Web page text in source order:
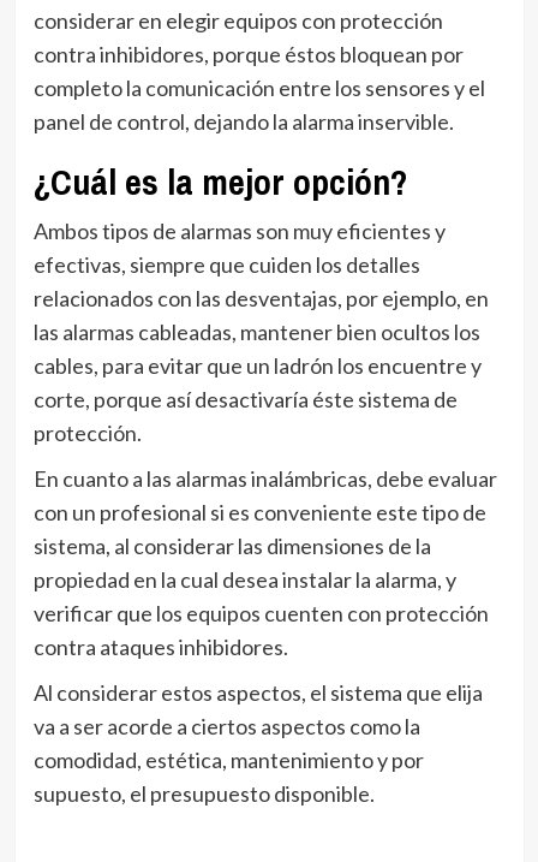
considerar en elegir equipos con protección
contra inhibidores, porque éstos bloquean por
completo la comunicación entre los sensores y el
panel de control, dejando la alarma inservible.
¿Cuál es la mejor opción?
Ambos tipos de alarmas son muy eficientes y
efectivas, siempre que cuiden los detalles
relacionados con las desventajas, por ejemplo, en
las alarmas cableadas, mantener bien ocultos los
cables, para evitar que un ladrón los encuentre y
corte, porque así desactivaría éste sistema de
protección.
En cuanto a las alarmas inalámbricas, debe evaluar
con un profesional si es conveniente este tipo de
sistema, al considerar las dimensiones de la
propiedad en la cual desea instalar la alarma, y
verificar que los equipos cuenten con protección
contra ataques inhibidores.
Al considerar estos aspectos, el sistema que elija
va a ser acorde a ciertos aspectos como la
comodidad, estética, mantenimiento y por
supuesto, el presupuesto disponible.